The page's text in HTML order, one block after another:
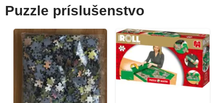
Puzzle príslušenstvo